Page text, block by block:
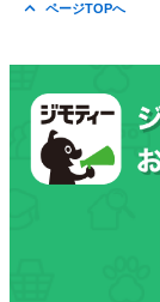
ページTOPへ